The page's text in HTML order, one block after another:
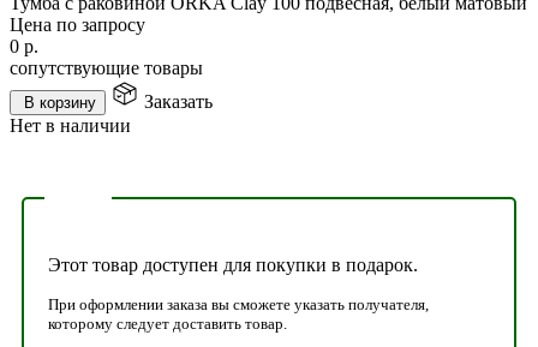
Цена по запросу
0 р.
сопутствующие товары
В корзину
Заказать
Нет в наличии
Этот товар доступен для покупки в подарок.
При оформлении заказа вы сможете указать получателя,
которому следует доставить товар.